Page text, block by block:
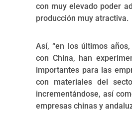
con muy elevado poder
producción muy atractiva.
Así, “en los últimos
con China, han
importantes para las
con materiales del
incrementándose, así
empresas chinas y